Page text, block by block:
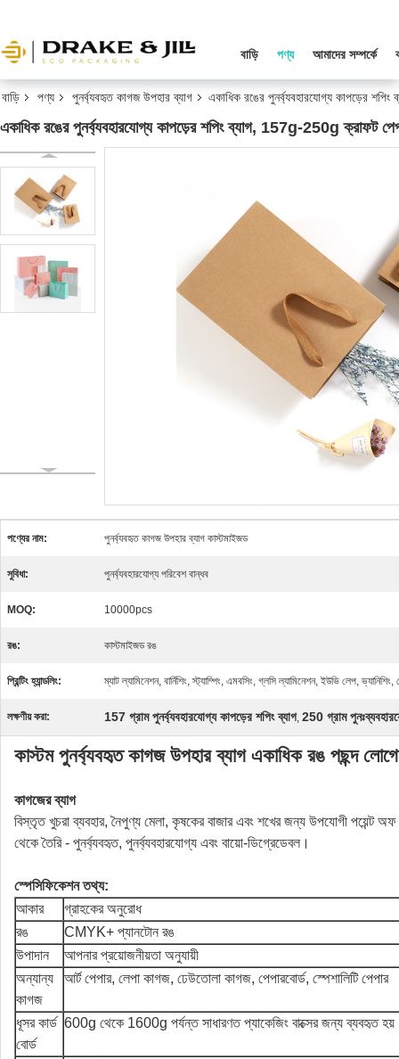
বাড়ি পণ্য আমাদের সম্পর্কে
বাড়ি পণ্য পুনর্ব্যবহৃত কাগজ উপহার ব্যাগ একাধিক রঙের পুনর্ব্যবহারযোগ্য কাপড়ের
একাধিক রঙের পুনর্ব্যবহারযোগ্য কাপড়ের শপিং ব্যাগ, 157g-250g ক্রাফট
পণ্যের নাম: পুনর্ব্যবহৃত কাগজ উপহার ব্যাগ কাস্টমাইজড
সুবিধা: পুনর্ব্যবহারযোগ্য পরিবেশ বান্ধব
MOQ: 10000pcs
রঙ: কাস্টমাইজড রঙ
প্রিন্টিং হ্যান্ডলিং: ম্যাট ল্যামিনেশন, বার্নিশিং, স্ট্যাম্পিং, এমবসিং, গ্লসি ল্যামিনেশন, ইউভি লেপ,
লক্ষণীয় করা: 157 গ্রাম পুনর্ব্যবহারযোগ্য কাপড়ের শপিং ব্যাগ, 250 গ্রাম
কাস্টম পুনর্ব্যবহৃত কাগজ উপহার ব্যাগ একাধিক রঙ পছন্দ
কাগজের ব্যাগ
বিস্তৃত খুচরা ব্যবহার, নৈপুণ্য মেলা, কৃষকের বাজার এবং শখের জন্য উপযোগী পয়েন্ট
থেকে তৈরি - পুনর্ব্যবহৃত, পুনর্ব্যবহারযোগ্য এবং বায়ো-ডিগ্রেডেবল।
স্পেসিফিকেশন তথ্য:
আকার
গ্রাহকের অনুরোধ
রঙ
CMYK+ প্যানটোন রঙ
উপাদান
আপনার প্রয়োজনীয়তা অনুযায়ী
অন্যান্য
কাগজ
আর্ট পেপার, লেপা কাগজ, ঢেউতোলা কাগজ, পেপারবোর্ড, স্পেশালিটি পেপার
ধূসর কার্ড
বোর্ড
600g থেকে 1600g পর্যন্ত সাধারণত প্যাকেজিং বাক্সের জন্য ব্যবহৃত হয়